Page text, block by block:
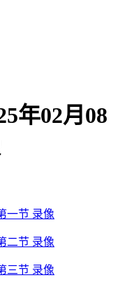
年02月08
一节 录像
二节 录像
三节 录像